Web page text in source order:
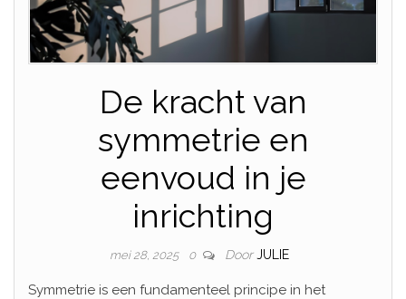
De kracht van
symmetrie en
eenvoud in je
inrichting
mei 28, 2025 0 Door JULIE
Symmetrie is een fundamenteel principe in het